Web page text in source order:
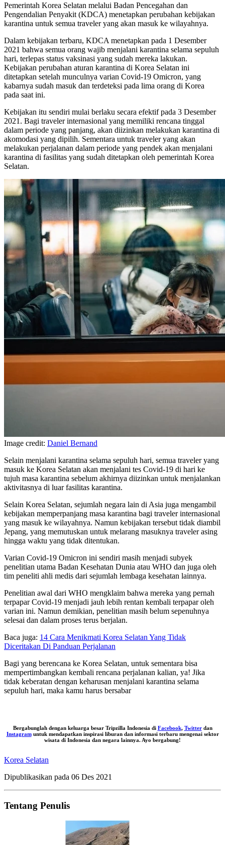
Pemerintah Korea Selatan melalui Badan Pencegahan dan
Pengendalian Penyakit (KDCA) menetapkan perubahan kebijakan
karantina untuk semua traveler yang akan masuk ke wilayahnya.
Dalam kebijakan terbaru, KDCA menetapkan pada 1 Desember
2021 bahwa semua orang wajib menjalani karantina selama sepuluh
hari, terlepas status vaksinasi yang sudah mereka lakukan.
Kebijakan perubahan aturan karantina di Korea Selatan ini
ditetapkan setelah munculnya varian Covid-19 Omicron, yang
kabarnya sudah masuk dan terdeteksi pada lima orang di Korea
pada saat ini.
Kebijakan itu sendiri mulai berlaku secara efektif pada 3 Desember
2021. Bagi traveler internasional yang memiliki rencana tinggal
dalam periode yang panjang, akan diizinkan melakukan karantina di
akomodasi yang dipilih. Sementara untuk traveler yang akan
melakukan perjalanan dalam periode yang pendek akan menjalani
karantina di fasilitas yang sudah ditetapkan oleh pemerintah Korea
Selatan.
Image credit: Daniel Bernand
Selain menjalani karantina selama sepuluh hari, semua traveler yang
masuk ke Korea Selatan akan menjalani tes Covid-19 di hari ke
tujuh masa karantina sebelum akhirnya diizinkan untuk menjalankan
aktivitasnya di luar fasilitas karantina.
Selain Korea Selatan, sejumlah negara lain di Asia juga mengambil
kebijakan memperpanjang masa karantina bagi traveler internasional
yang masuk ke wilayahnya. Namun kebijakan tersebut tidak diambil
Jepang, yang memutuskan untuk melarang masuknya traveler asing
hingga waktu yang tidak ditentukan.
Varian Covid-19 Omicron ini sendiri masih menjadi subyek
penelitian utama Badan Kesehatan Dunia atau WHO dan juga oleh
tim peneliti ahli medis dari sejumlah lembaga kesehatan lainnya.
Penelitian awal dari WHO mengklaim bahwa mereka yang pernah
terpapar Covid-19 menjadi jauh lebih rentan kembali terpapar oleh
varian ini. Namun demikian, penelitian masih belum sepenuhnya
selesai dan dalam proses terus berjalan.
Baca juga: 14 Cara Menikmati Korea Selatan Yang Tidak
Diceritakan Di Panduan Perjalanan
Bagi yang berencana ke Korea Selatan, untuk sementara bisa
mempertimbangkan kembali rencana perjalanan kalian, ya! Jika
tidak keberatan dengan keharusan menjalani karantina selama
sepuluh hari, maka kamu harus bersabar
Bergabunglah dengan keluarga besar Tripzilla Indonesia di Facebook, Twitterdan
Instagramuntuk mendapatkan inspirasi liburan dan informasi terbaru mengenai sektor
wisata di Indonesia dan negara lainnya. Ayo bergabung!
Korea Selatan
Dipublikasikan pada 06 Des 2021
Tentang Penulis